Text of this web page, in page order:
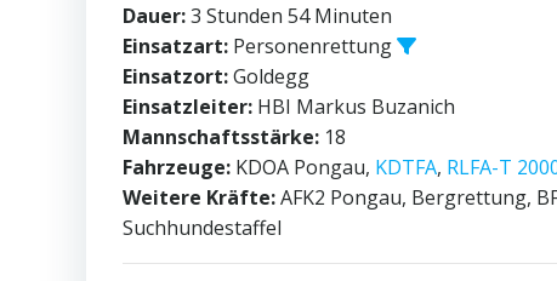
Dauer:3 Stunden 54 Minuten
Einsatzart: Personenrettung
Einsatzort:Goldegg
Einsatzleiter: HBI Markus Buzanich
Mannschaftsstärke: 18
Fahrzeuge: KDOA Pongau, KDTFA, RLFA-T
Weitere Kräfte:AFK2 Pongau, Bergrettung,
Suchhundestaffel